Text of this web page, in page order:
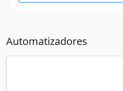
Automatizadores